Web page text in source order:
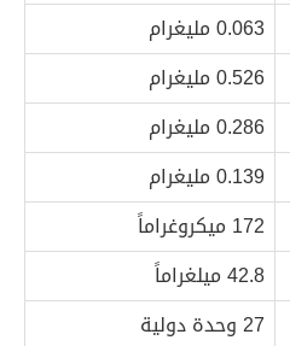
0.063 مليغرام
0.526 مليغرام
0.286 مليغرام
0.139 مليغرام
172 ميكروغراماً
42.8 ميلغراماً
27 وحدة دولية